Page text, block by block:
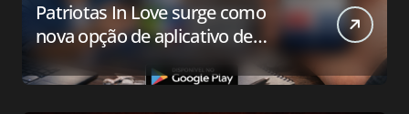
Patriotas In Love surge como
nova opção de aplicativo de
relacionamento para o público
conservador